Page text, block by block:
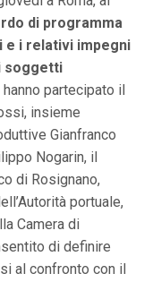
di programma
e i relativi impegni
soggetti
partecipato il
insieme
Gianfranco
Nogarin, il
di Rosignano,
portuale,
Camera di
di definire
al confronto con il